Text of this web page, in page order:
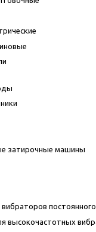
затирочные машины
высокочастотных